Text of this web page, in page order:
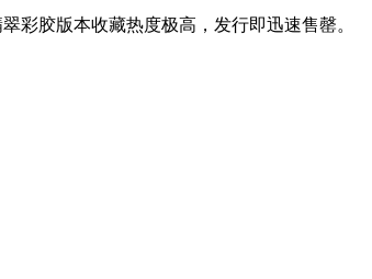
彩胶版本收藏热度极高，发行即迅速售罄。